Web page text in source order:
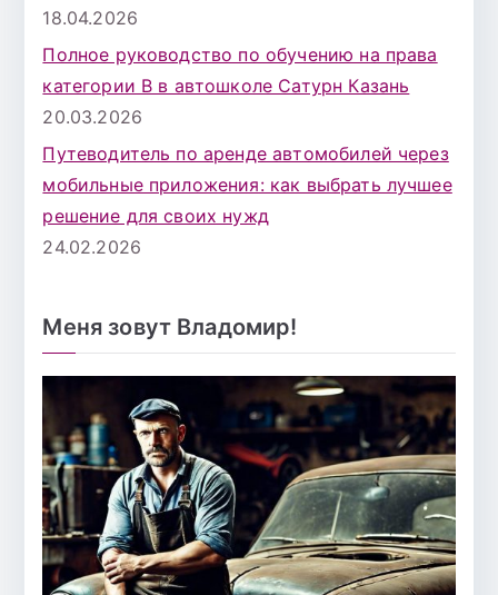
18.04.2026
Полное руководство по обучению на права
категории B в автошколе Сатурн Казань
20.03.2026
Путеводитель по аренде автомобилей через
мобильные приложения: как выбрать лучшее
решение для своих нужд
24.02.2026
Меня зовут Владомир!